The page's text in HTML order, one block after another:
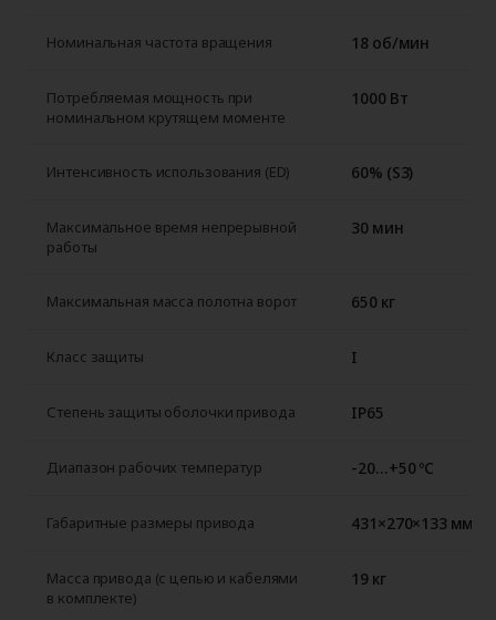
Номинальная частота вращения 18 об/мин
Потребляемая мощность при
номинальном крутящем моменте
1000 Вт
Интенсивность использования (ED) 60% (S3)
Максимальное время непрерывной
работы
30 мин
Максимальная масса полотна ворот 650 кг
Класс защиты I
Степень защиты оболочки привода IP65
Диапазон рабочих температур -20…+50 ºС
Габаритные размеры привода 431×270×133 мм
Масса привода (с цепью и кабелями
в комплекте)
19 кг